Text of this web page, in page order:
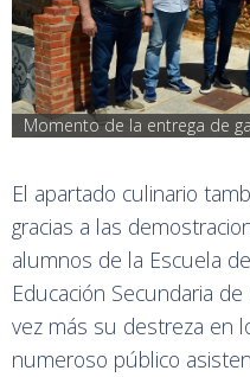
Momento de la entrega de
El apartado culinario
gracias a las
alumnos de la Escuela
Educación Secundaria
vez más su destreza en
numeroso público